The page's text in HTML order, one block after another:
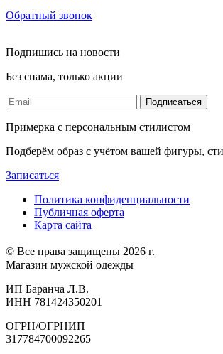
Обратный звонок
Подпишись на новости
Без спама, только акции
Подписаться
Примерка с персональным стилистом
Подберём образ с учётом вашей фигуры,
Записаться
Политика конфиденциальности
Публичная оферта
Карта сайта
© Все права защищены 2026 г.
Магазин мужской одежды
ИП Баранча Л.В.
ИНН 781424350201
ОГРН/ОГРНИП
317784700092265